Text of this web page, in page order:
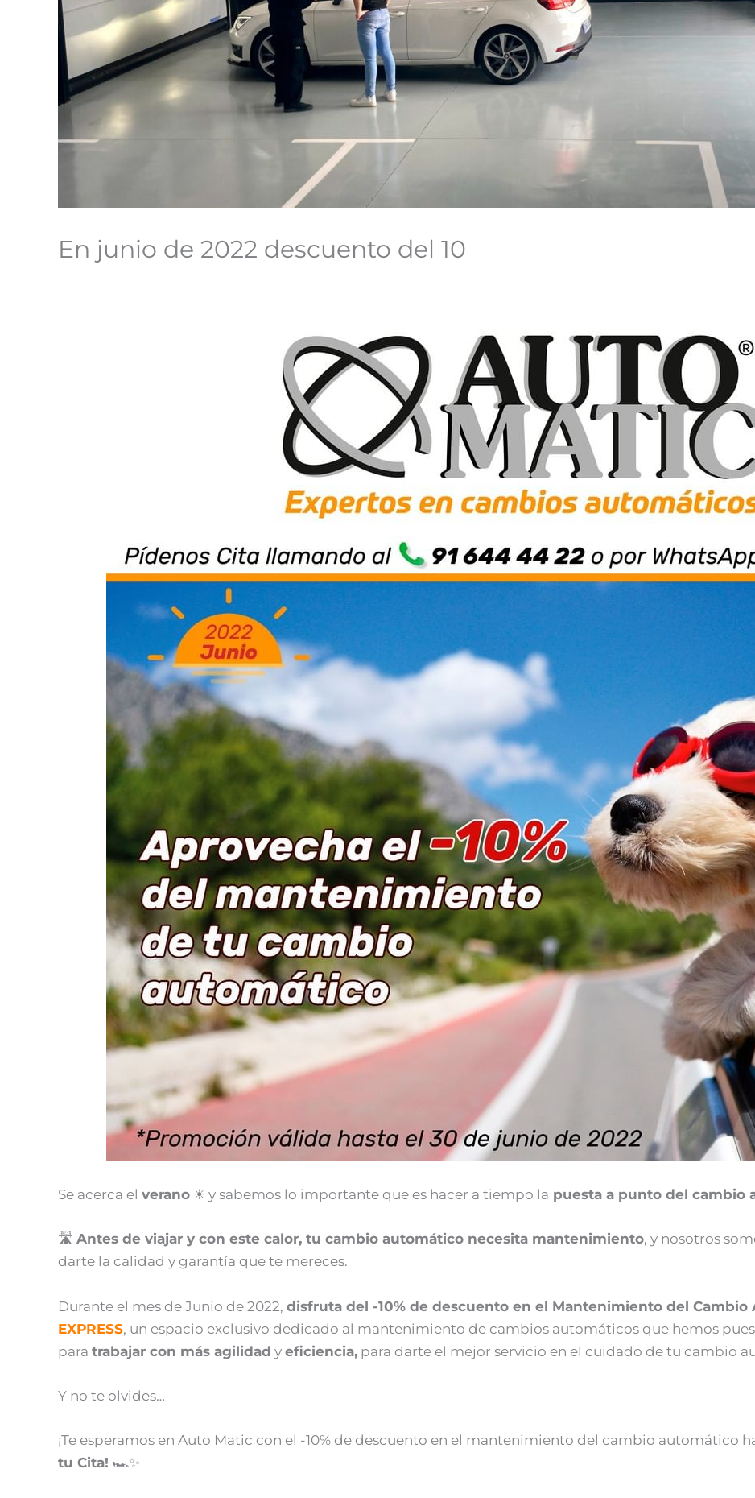
En junio de 2022 descuento del 10
Se acerca el verano ☀ y sabemos lo importante que es hacer a tiempo la puesta a punto del cambio
🛣️ Antes de viajar y con este calor, tu cambio automático necesita mantenimiento, y nosotros
darte la calidad y garantía que te mereces.
Durante el mes de Junio de 2022, disfruta del -10% de descuento en el Mantenimiento del Cambio
EXPRESS, un espacio exclusivo dedicado al mantenimiento de cambios automáticos que hemos
para trabajar con más agilidad y eficiencia, para darte el mejor servicio en el cuidado de tu cambio
Y no te olvides…
¡Te esperamos en Auto Matic con el -10% de descuento en el mantenimiento del cambio automático
tu Cita! 🏎️✨